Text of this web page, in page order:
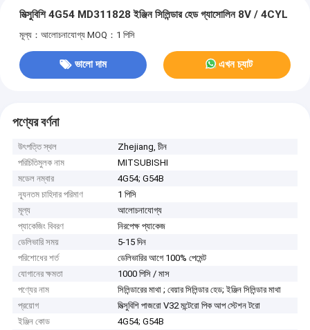
মিত্সুবিশি 4G54 MD311828 ইঞ্জিন সিলিন্ডার হেড গ্যাসোলিন 8V / 4CYL
মূল্য：আলোচনাযোগ্য MOQ：1 পিসি
ভালো দাম এখন চ্যাট
পণ্যের বর্ণনা
উৎপত্তি স্থল
Zhejiang, চীন
পরিচিতিমুলক নাম
MITSUBISHI
মডেল নম্বার
4G54; G54B
ন্যূনতম চাহিদার পরিমাণ
1 পিসি
মূল্য
আলোচনাযোগ্য
প্যাকেজিং বিবরণ
নিরপেক্ষ প্যাকেজ
ডেলিভারি সময়
5-15 দিন
পরিশোধের শর্ত
ডেলিভারির আগে 100% পেমেন্ট
যোগানের ক্ষমতা
1000 পিসি / মাস
পণ্যের নাম
সিলিন্ডারের মাথা ; বেয়ার সিলিন্ডার হেড; ইঞ্জিন সিলিন্ডার মাথা
প্রয়োগ
মিত্সুবিশি পাজরো V32 মন্টেরো পিক আপ স্টেশন টরো
ইঞ্জিন কোড
4G54; G54B